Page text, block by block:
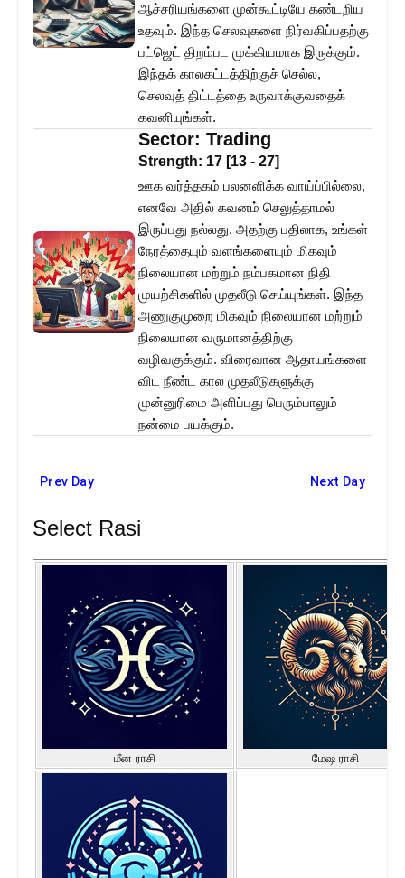
ஆச்சரியங்களை முன்கூட்டியே கண்டறிய
உதவும். இந்த செலவுகளை நிர்வகிப்பதற்கு
பட்ஜெட் திறம்பட முக்கியமாக இருக்கும்.
இந்தக் காலகட்டத்திற்குச் செல்ல,
செலவுத் திட்டத்தை உருவாக்குவதைக்
கவனியுங்கள்.
Sector: Trading
Strength: 17 [13 - 27]
ஊக வர்த்தகம் பலனளிக்க வாய்ப்பில்லை,
எனவே அதில் கவனம் செலுத்தாமல்
இருப்பது நல்லது. அதற்கு பதிலாக, உங்கள்
நேரத்தையும் வளங்களையும் மிகவும்
நிலையான மற்றும் நம்பகமான நிதி
முயற்சிகளில் முதலீடு செய்யுங்கள். இந்த
அணுகுமுறை மிகவும் நிலையான மற்றும்
நிலையான வருமானத்திற்கு
வழிவகுக்கும். விரைவான ஆதாயங்களை
விட நீண்ட கால முதலீடுகளுக்கு
முன்னுரிமை அளிப்பது பெரும்பாலும்
நன்மை பயக்கும்.
Prev Day Next Day
Select Rasi
மீன ராசி மேஷ ராசி